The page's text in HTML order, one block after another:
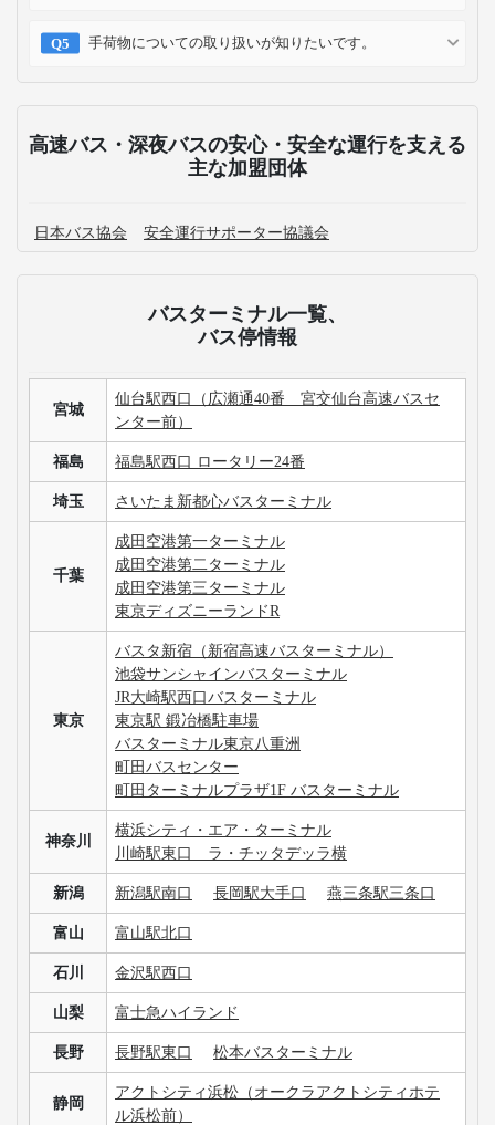
手荷物についての取り扱いが知りたいです。
高速バス・深夜バスの安心・安全な運行を支える
主な加盟団体
日本バス協会 安全運行サポーター協議会
バスターミナル一覧、
バス停情報
宮城
仙台駅西口（広瀬通40番 宮交仙台高速バスセ
ンター前）
福島 福島駅西口 ロータリー24番
埼玉 さいたま新都心バスターミナル
千葉
成田空港第一ターミナル
成田空港第二ターミナル
成田空港第三ターミナル
東京ディズニーランドR
東京
バスタ新宿（新宿高速バスターミナル）
池袋サンシャインバスターミナル
JR大崎駅西口バスターミナル
東京駅 鍛冶橋駐車場
バスターミナル東京八重洲
町田バスセンター
町田ターミナルプラザ1F バスターミナル
神奈川
横浜シティ・エア・ターミナル
川崎駅東口 ラ・チッタデッラ横
新潟 新潟駅南口 長岡駅大手口 燕三条駅三条口
富山 富山駅北口
石川 金沢駅西口
山梨 富士急ハイランド
長野 長野駅東口 松本バスターミナル
静岡
アクトシティ浜松（オークラアクトシティホテ
ル浜松前）